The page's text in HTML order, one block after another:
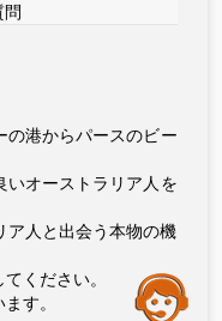
問
港からパースのビー
いオーストラリア人を
ア人と出会う本物の機
ください。
す。